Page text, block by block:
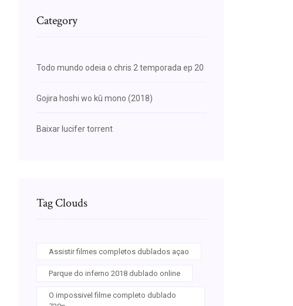
Category
Todo mundo odeia o chris 2 temporada ep 20
Gojira hoshi wo kû mono (2018)
Baixar lucifer torrent
Tag Clouds
Assistir filmes completos dublados açao
Parque do inferno 2018 dublado online
O impossivel filme completo dublado